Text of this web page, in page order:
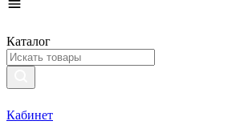
Каталог
Кабинет